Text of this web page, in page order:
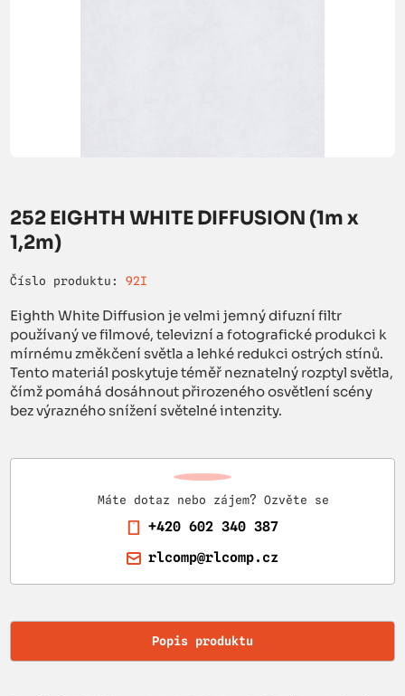
252 EIGHTH WHITE DIFFUSION (1m x
1,2m)
Číslo produktu: 92I
Eighth White Diffusion je velmi jemný difuzní filtr
používaný ve filmové, televizní a fotografické produkci k
mírnému změkčení světla a lehké redukci ostrých stínů.
Tento materiál poskytuje téměř neznatelný rozptyl světla,
čímž pomáhá dosáhnout přirozeného osvětlení scény
bez výrazného snížení světelné intenzity.
Máte dotaz nebo zájem? Ozvěte se
+420 602 340 387
rlcomp@rlcomp.cz
Popis produktu